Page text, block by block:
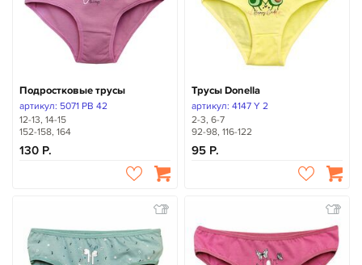
Подростковые трусы
артикул: 5071 PB 42
12-13, 14-15
152-158, 164
130
Трусы Donella
артикул: 4147 Y 2
2-3, 6-7
92-98, 116-122
95